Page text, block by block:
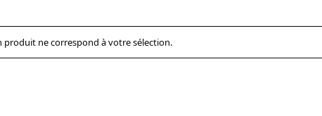
produit ne correspond à votre sélection.